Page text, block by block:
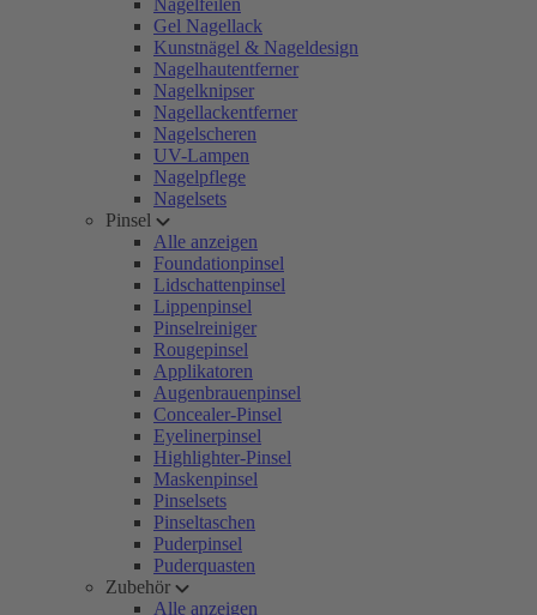
Nagelfeilen
Gel Nagellack
Kunstnägel & Nageldesign
Nagelhautentferner
Nagelknipser
Nagellackentferner
Nagelscheren
UV-Lampen
Nagelpflege
Nagelsets
Pinsel
Alle anzeigen
Foundationpinsel
Lidschattenpinsel
Lippenpinsel
Pinselreiniger
Rougepinsel
Applikatoren
Augenbrauenpinsel
Concealer-Pinsel
Eyelinerpinsel
Highlighter-Pinsel
Maskenpinsel
Pinselsets
Pinseltaschen
Puderpinsel
Puderquasten
Zubehör
Alle anzeigen